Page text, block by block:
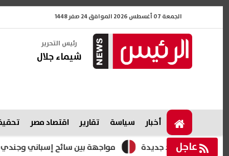
الجمعة 07 أغسطس 2026 الموافق 24 صفر 1448
رئيس التحرير
شيماء جلال
أخبار سياسة تقارير اقتصاد مصر
عاجل مواجهة بين سائح إسباني وجندي فرض قيود جديدة